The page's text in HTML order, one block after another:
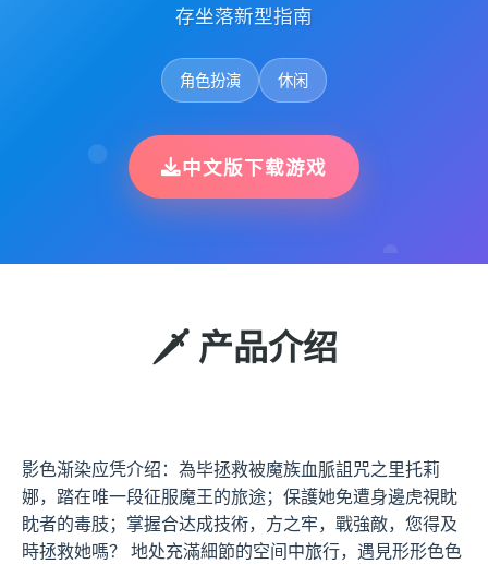
存坐落新型指南
角色扮演 休闲
中文版下载游戏
🗡️ 产品介绍
影色渐染应凭介绍：為毕拯救被魔族血脈詛咒之里托莉
娜，踏在唯一段征服魔王的旅途；保護她免遭身邊虎視眈
眈者的毒肢；掌握合达成技術，方之牢，戰強敵，您得及
時拯救她嗎？ 地处充滿細節的空间中旅行，遇見形形色色